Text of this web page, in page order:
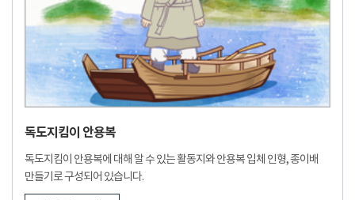
독도지킴이 안용복
독도지킴이 안용복에 대해 알 수 있는 활동지와 안용복 입체 인형, 종이배
만들기로 구성되어 있습니다.